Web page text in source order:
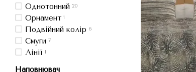
Однотонний 20
Орнамент 1
Подвійний колір 6
Cмуги 7
Лінії 1
Наповнювач